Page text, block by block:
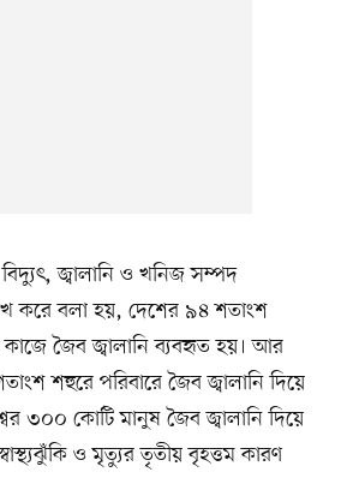
জ্বালানি ও খনিজ সম্পদ
করে বলা হয়, দেশের ৯৪ শতাংশ
কাজে জৈব জ্বালানি ব্যবহৃত হয়। আর
শহুরে পরিবারে জৈব জ্বালানি দিয়ে
৩০০ কোটি মানুষ জৈব জ্বালানি দিয়ে
ও মৃত্যুর তৃতীয় বৃহত্তম কারণ